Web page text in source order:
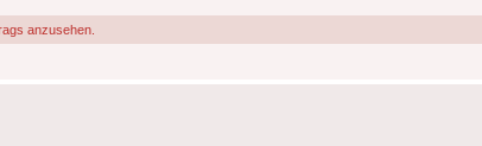
anzusehen.